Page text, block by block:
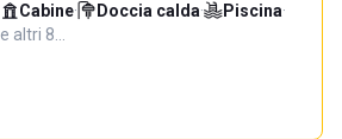
Cabine· Doccia calda· Piscina·
e altri 8…